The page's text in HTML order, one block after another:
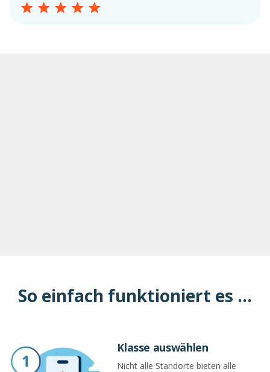
So einfach funktioniert es ...
Klasse auswählen
Nicht alle Standorte bieten alle